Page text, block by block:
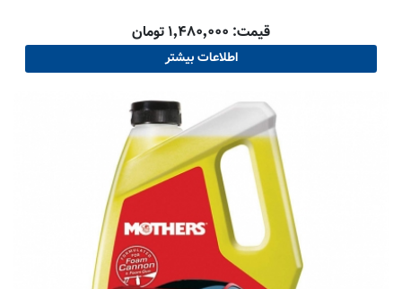
قیمت: ۱٬۴۸۰٬۰۰۰ تومان
اطلاعات بیشتر